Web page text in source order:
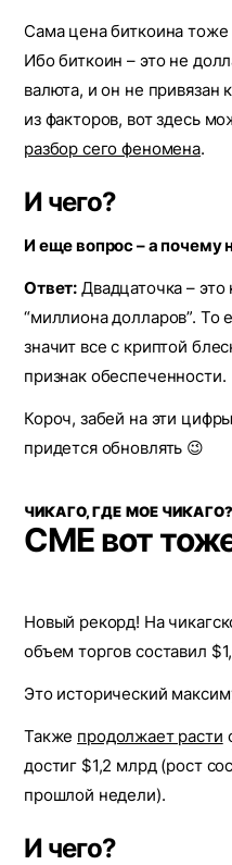
Сама цена биткоина
Ибо биткоин – это не
валюта, и он не
из факторов, вот здесь
разбор сего феномена.
И чего?
И еще вопрос – а почему
Ответ: Двадцаточка –
“миллиона долларов”. То
значит все с криптой
признак обеспеченности.
Короч, забей на эти
придется обновлять 😉
ЧИКАГО, ГДЕ МОЕ
CME вот
Новый рекорд! На
объем торгов составил
Это исторический
Также продолжает расти
достиг $1,2 млрд (рост
прошлой недели).
И чего?